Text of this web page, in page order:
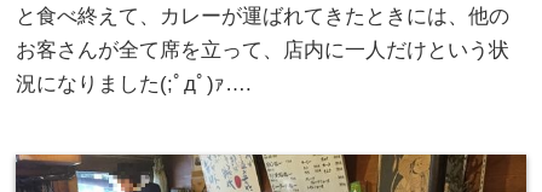
と食べ終えて、カレーが運ばれてきたときには、他の
お客さんが全て席を立って、店内に一人だけという状
況になりました(;ﾟдﾟ)ｧ….